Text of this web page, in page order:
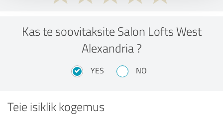
Kas te soovitaksite Salon Lofts West
Alexandria ?
YES NO
Teie isiklik kogemus